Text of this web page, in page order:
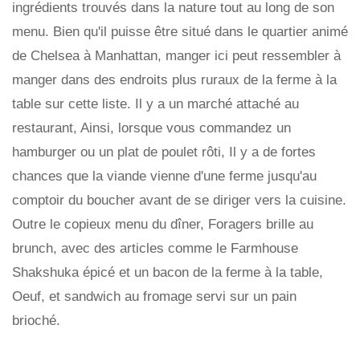
ingrédients trouvés dans la nature tout au long de son
menu. Bien qu'il puisse être situé dans le quartier animé
de Chelsea à Manhattan, manger ici peut ressembler à
manger dans des endroits plus ruraux de la ferme à la
table sur cette liste. Il y a un marché attaché au
restaurant, Ainsi, lorsque vous commandez un
hamburger ou un plat de poulet rôti, Il y a de fortes
chances que la viande vienne d'une ferme jusqu'au
comptoir du boucher avant de se diriger vers la cuisine.
Outre le copieux menu du dîner, Foragers brille au
brunch, avec des articles comme le Farmhouse
Shakshuka épicé et un bacon de la ferme à la table,
Oeuf, et sandwich au fromage servi sur un pain
brioché.